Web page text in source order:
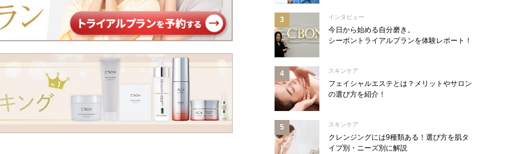
インタビュー
今日から始める自分磨き。
シーボントライアルプランを体験レポート！
スキンケア
フェイシャルエステとは？メリットやサロン
の選び方を紹介！
スキンケア
クレンジングには9種類ある！選び方を肌タ
イプ別・ニーズ別に解説